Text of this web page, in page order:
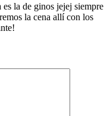
la de ginos jejej siempre
la cena allí con los